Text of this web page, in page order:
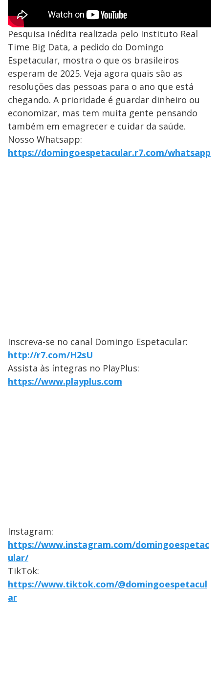
Pesquisa inédita realizada pelo Instituto Real
Time Big Data, a pedido do Domingo
Espetacular, mostra o que os brasileiros
esperam de 2025. Veja agora quais são as
resoluções das pessoas para o ano que está
chegando. A prioridade é guardar dinheiro ou
economizar, mas tem muita gente pensando
também em emagrecer e cuidar da saúde.
Nosso Whatsapp:
https://domingoespetacular.r7.com/whatsapp
Inscreva-se no canal Domingo Espetacular:
http://r7.com/H2sU
Assista às íntegras no PlayPlus:
https://www.playplus.com
Instagram:
https://www.instagram.com/domingoespetac
ular/
TikTok:
https://www.tiktok.com/@domingoespetacul
ar